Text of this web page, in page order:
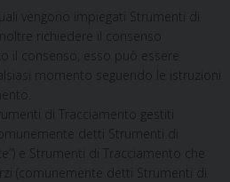
vengono impiegati Strumenti di
richiedere il consenso
il consenso, esso può essere
momento seguendo le istruzioni
di Tracciamento gestiti
detti Strumenti di
e Strumenti di Tracciamento che
(comunemente detti Strumenti di